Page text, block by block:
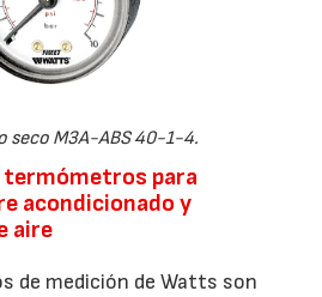
seco M3A-ABS 40-1-4.
para
acondicionado y
aire
de medición de Watts son